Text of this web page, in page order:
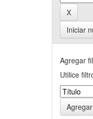
Iniciar
Agregar
Utilice